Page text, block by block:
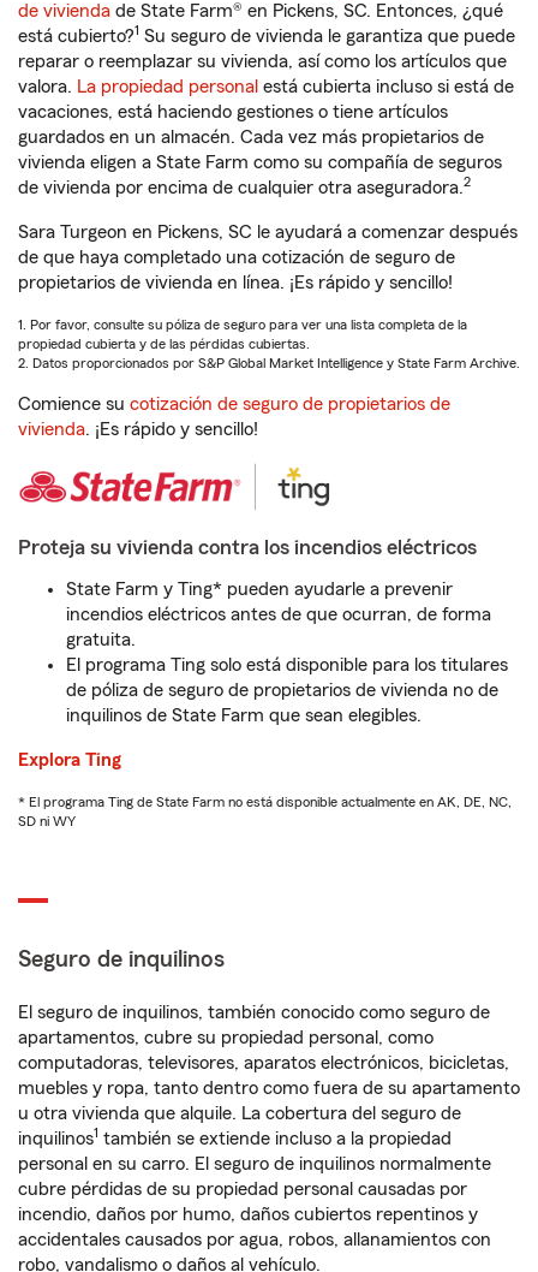
de vivienda de State Farm® en Pickens, SC. Entonces, ¿qué
está cubierto?1 Su seguro de vivienda le garantiza que puede
reparar o reemplazar su vivienda, así como los artículos que
valora. La propiedad personal está cubierta incluso si está de
vacaciones, está haciendo gestiones o tiene artículos
guardados en un almacén. Cada vez más propietarios de
vivienda eligen a State Farm como su compañía de seguros
de vivienda por encima de cualquier otra aseguradora.2
Sara Turgeon en Pickens, SC le ayudará a comenzar después
de que haya completado una cotización de seguro de
propietarios de vivienda en línea. ¡Es rápido y sencillo!
1. Por favor, consulte su póliza de seguro para ver una lista completa de la
propiedad cubierta y de las pérdidas cubiertas.
2. Datos proporcionados por S&P Global Market Intelligence y State Farm Archive.
Comience su cotización de seguro de propietarios de
vivienda. ¡Es rápido y sencillo!
Proteja su vivienda contra los incendios eléctricos
State Farm y Ting* pueden ayudarle a prevenir
incendios eléctricos antes de que ocurran, de forma
gratuita.
El programa Ting solo está disponible para los titulares
de póliza de seguro de propietarios de vivienda no de
inquilinos de State Farm que sean elegibles.
Explora Ting
* El programa Ting de State Farm no está disponible actualmente en AK, DE, NC,
SD ni WY
Seguro de inquilinos
El seguro de inquilinos, también conocido como seguro de
apartamentos, cubre su propiedad personal, como
computadoras, televisores, aparatos electrónicos, bicicletas,
muebles y ropa, tanto dentro como fuera de su apartamento
u otra vivienda que alquile. La cobertura del seguro de
inquilinos1 también se extiende incluso a la propiedad
personal en su carro. El seguro de inquilinos normalmente
cubre pérdidas de su propiedad personal causadas por
incendio, daños por humo, daños cubiertos repentinos y
accidentales causados por agua, robos, allanamientos con
robo, vandalismo o daños al vehículo.